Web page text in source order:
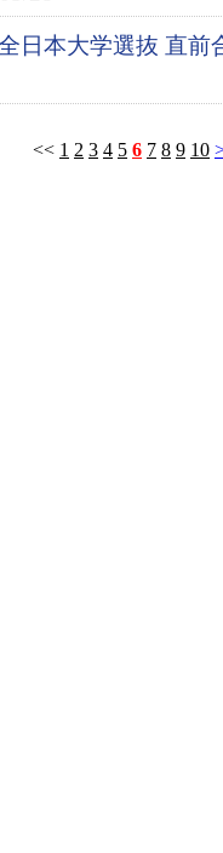
日本大学選抜 直前
<< 1 2 3 4 5 6 7 8 9 10